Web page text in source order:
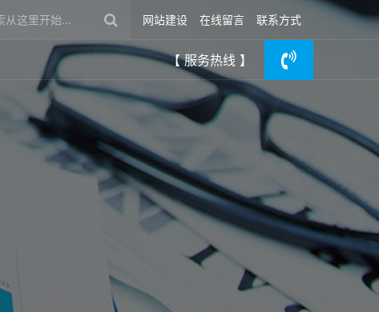
网站建设 在线留言 联系方式
【 服务热线 】